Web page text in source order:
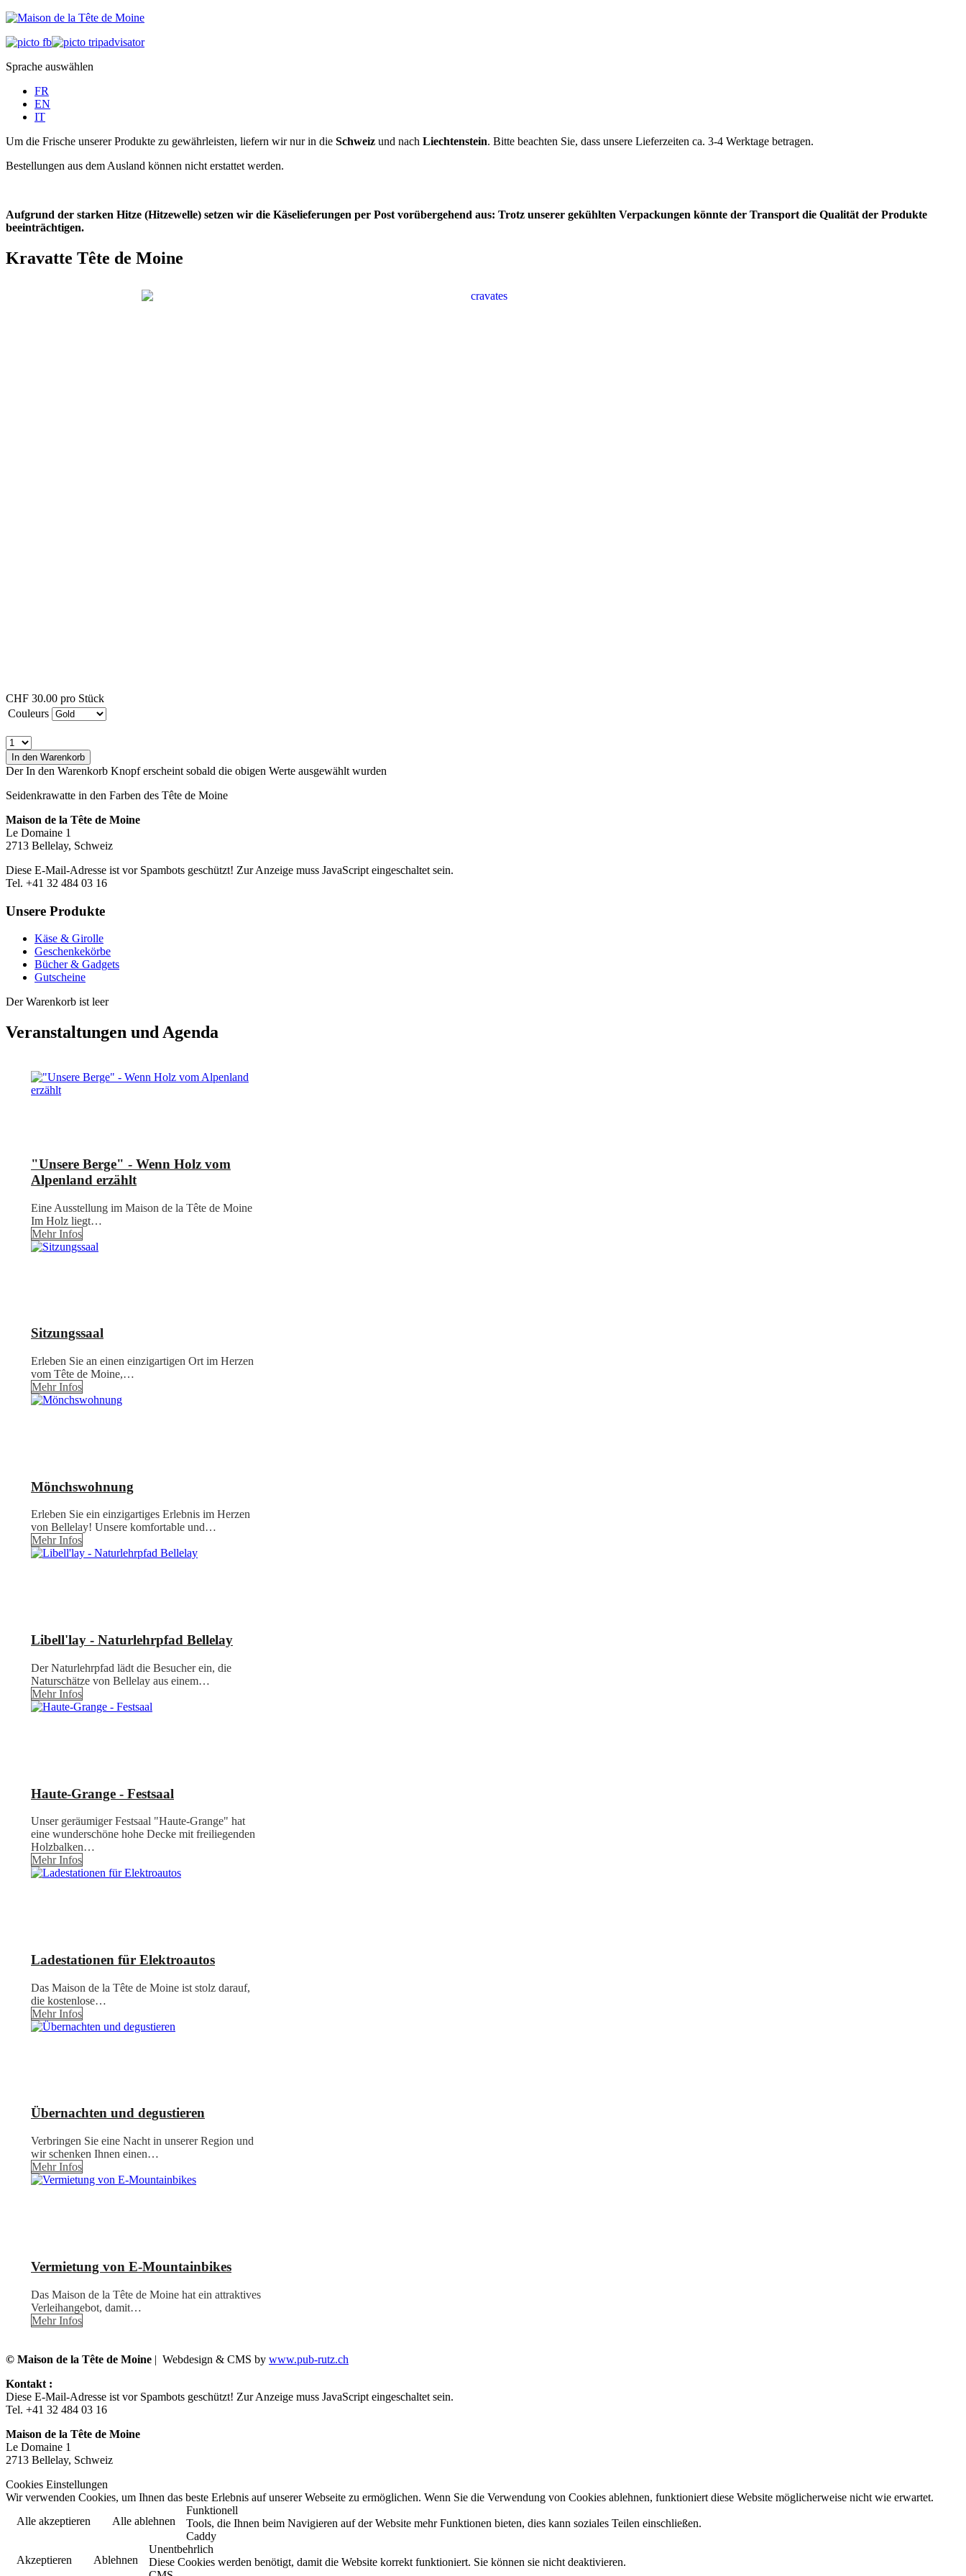
Sprache auswählen
FR
EN
IT
Um die Frische unserer Produkte zu gewährleisten, liefern wir nur in die Schweiz und nach Liechtenstein. Bitte beachten Sie, dass unsere Lieferzeiten ca. 3-4 Werktage betragen.
Bestellungen aus dem Ausland können nicht erstattet werden.
Aufgrund der starken Hitze (Hitzewelle) setzen wir die Käselieferungen per Post vorübergehend aus: Trotz unserer gekühlten Verpackungen könnte der Transport die Qualität der Produkte
beeinträchtigen.
Kravatte Tête de Moine
CHF 30.00 pro Stück
Couleurs
In den Warenkorb
Der In den Warenkorb Knopf erscheint sobald die obigen Werte ausgewählt wurden
Seidenkrawatte in den Farben des Tête de Moine
Maison de la Tête de Moine
Le Domaine 1
2713 Bellelay, Schweiz
Diese E-Mail-Adresse ist vor Spambots geschützt! Zur Anzeige muss JavaScript eingeschaltet sein.
Tel. +41 32 484 03 16
Unsere Produkte
Käse & Girolle
Geschenkekörbe
Bücher & Gadgets
Gutscheine
Der Warenkorb ist leer
Veranstaltungen und Agenda
"Unsere Berge" - Wenn Holz vom
Alpenland erzählt
Eine Ausstellung im Maison de la Tête de Moine
Im Holz liegt…
Mehr Infos
Sitzungssaal
Erleben Sie an einen einzigartigen Ort im Herzen
vom Tête de Moine,…
Mehr Infos
Mönchswohnung
Erleben Sie ein einzigartiges Erlebnis im Herzen
von Bellelay! Unsere komfortable und…
Mehr Infos
Libell'lay - Naturlehrpfad Bellelay
Der Naturlehrpfad lädt die Besucher ein, die
Naturschätze von Bellelay aus einem…
Mehr Infos
Haute-Grange - Festsaal
Unser geräumiger Festsaal "Haute-Grange" hat
eine wunderschöne hohe Decke mit freiliegenden
Holzbalken…
Mehr Infos
Ladestationen für Elektroautos
Das Maison de la Tête de Moine ist stolz darauf,
die kostenlose…
Mehr Infos
Übernachten und degustieren
Verbringen Sie eine Nacht in unserer Region und
wir schenken Ihnen einen…
Mehr Infos
Vermietung von E-Mountainbikes
Das Maison de la Tête de Moine hat ein attraktives
Verleihangebot, damit…
Mehr Infos
© Maison de la Tête de Moine | Webdesign & CMS by www.pub-rutz.ch
Kontakt :
Diese E-Mail-Adresse ist vor Spambots geschützt! Zur Anzeige muss JavaScript eingeschaltet sein.
Tel. +41 32 484 03 16
Maison de la Tête de Moine
Le Domaine 1
2713 Bellelay, Schweiz
Cookies Einstellungen
Wir verwenden Cookies, um Ihnen das beste Erlebnis auf unserer Webseite zu ermöglichen. Wenn Sie die Verwendung von Cookies ablehnen, funktioniert diese Website möglicherweise nicht wie erwartet.
Alle akzeptieren
Alle ablehnen
Funktionell
Tools, die Ihnen beim Navigieren auf der Website mehr Funktionen bieten, dies kann soziales Teilen einschließen.
Caddy
Akzeptieren
Ablehnen
Unentbehrlich
Diese Cookies werden benötigt, damit die Website korrekt funktioniert. Sie können sie nicht deaktivieren.